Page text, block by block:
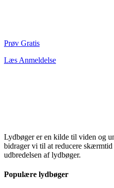
Prøv Gratis
Læs Anmeldelse
Lydbøger er en kilde til viden og
bidrager vi til at reducere
udbredelsen af lydbøger.
Populære lydbøger